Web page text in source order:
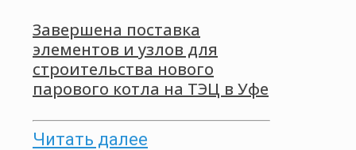
Завершена поставка
элементов и узлов для
строительства нового
парового котла на ТЭЦ в Уфе
Читать далее